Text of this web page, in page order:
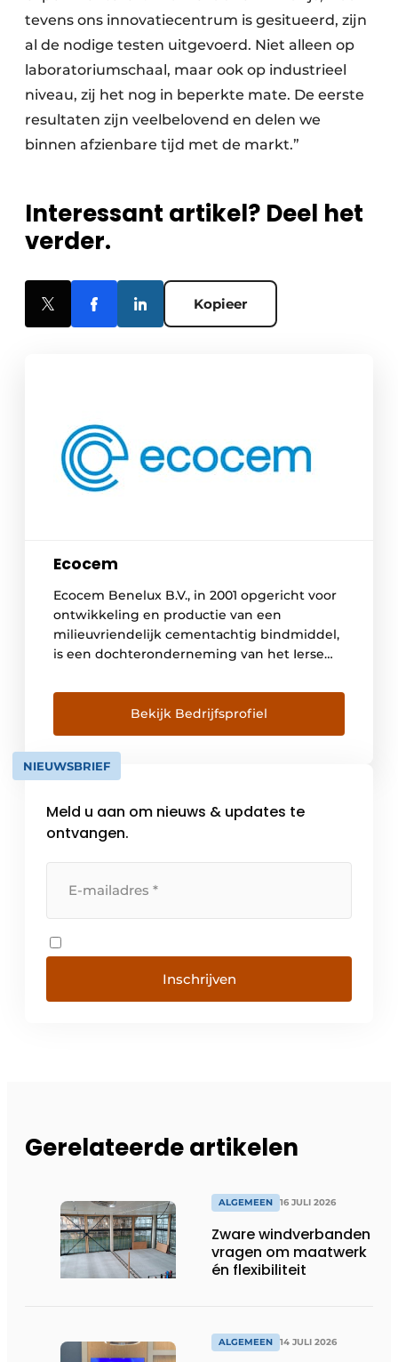
tevens ons innovatiecentrum is gesitueerd, zijn
al de nodige testen uitgevoerd. Niet alleen op
laboratoriumschaal, maar ook op industrieel
niveau, zij het nog in beperkte mate. De eerste
resultaten zijn veelbelovend en delen we
binnen afzienbare tijd met de markt.”
Interessant artikel? Deel het
verder.
Kopieer
Ecocem
Ecocem Benelux B.V., in 2001 opgericht voor
ontwikkeling en productie van een
milieuvriendelijk cementachtig bindmiddel,
is een dochteronderneming van het Ierse
malen wij een bij-produkt van de
staalindustrie, gegranuleerd hoogovenslak
tot een hoogwaardig cementachtig
bindmiddel (eco₂cem) voor gebruik in
hoogwaardig beton. De beton- en
toegang […]
Bekijk Bedrijfsprofiel
NIEUWSBRIEF
Meld u aan om nieuws & updates te
ontvangen.
Inschrijven
Gerelateerde artikelen
ALGEMEEN 16 JULI 2026
Zware windverbanden
vragen om maatwerk
én flexibiliteit
ALGEMEEN 14 JULI 2026